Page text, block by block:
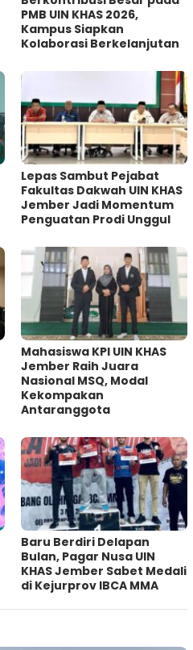
PMB UIN KHAS 2026,
Kampus Siapkan
Kolaborasi Berkelanjutan
Lepas Sambut Pejabat
Fakultas Dakwah UIN KHAS
Jember Jadi Momentum
Penguatan Prodi Unggul
Mahasiswa KPI UIN KHAS
Jember Raih Juara
Nasional MSQ, Modal
Kekompakan
Antaranggota
Baru Berdiri Delapan
Bulan, Pagar Nusa UIN
KHAS Jember Sabet Medali
di Kejurprov IBCA MMA